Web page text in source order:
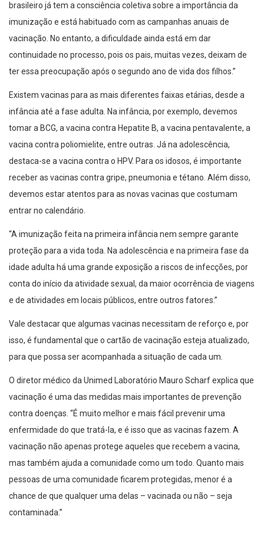
brasileiro já tem a consciência coletiva sobre a importância da
imunização e está habituado com as campanhas anuais de
vacinação. No entanto, a dificuldade ainda está em dar
continuidade no processo, pois os pais, muitas vezes, deixam de
ter essa preocupação após o segundo ano de vida dos filhos.”
Existem vacinas para as mais diferentes faixas etárias, desde a
infância até a fase adulta. Na infância, por exemplo, devemos
tomar a BCG, a vacina contra Hepatite B, a vacina pentavalente, a
vacina contra poliomielite, entre outras. Já na adolescência,
destaca-se a vacina contra o HPV. Para os idosos, é importante
receber as vacinas contra gripe, pneumonia e tétano. Além disso,
devemos estar atentos para as novas vacinas que costumam
entrar no calendário.
“A imunização feita na primeira infância nem sempre garante
proteção para a vida toda. Na adolescência e na primeira fase da
idade adulta há uma grande exposição a riscos de infecções, por
conta do início da atividade sexual, da maior ocorrência de viagens
e de atividades em locais públicos, entre outros fatores.”
Vale destacar que algumas vacinas necessitam de reforço e, por
isso, é fundamental que o cartão de vacinação esteja atualizado,
para que possa ser acompanhada a situação de cada um.
O diretor médico da Unimed Laboratório Mauro Scharf explica que
vacinação é uma das medidas mais importantes de prevenção
contra doenças. “É muito melhor e mais fácil prevenir uma
enfermidade do que tratá-la, e é isso que as vacinas fazem. A
vacinação não apenas protege aqueles que recebem a vacina,
mas também ajuda a comunidade como um todo. Quanto mais
pessoas de uma comunidade ficarem protegidas, menor é a
chance de que qualquer uma delas – vacinada ou não – seja
contaminada.”